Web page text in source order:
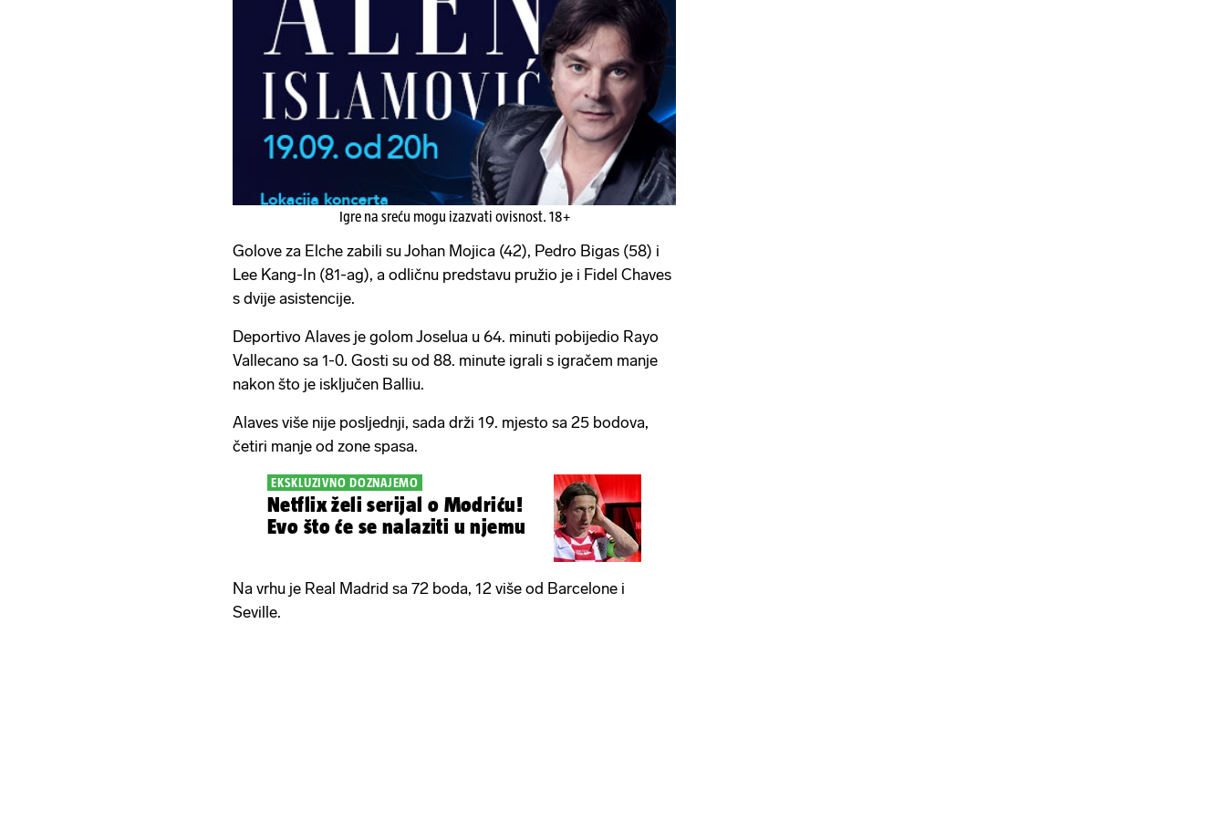
Igre na sreću mogu izazvati ovisnost. 18+
Golove za Elche zabili su Johan Mojica (42), Pedro Bigas (58) i
Lee Kang-In (81-ag), a odličnu predstavu pružio je i Fidel Chaves
s dvije asistencije.
Deportivo Alaves je golom Joselua u 64. minuti pobijedio Rayo
Vallecano sa 1-0. Gosti su od 88. minute igrali s igračem manje
nakon što je isključen Balliu.
Alaves više nije posljednji, sada drži 19. mjesto sa 25 bodova,
četiri manje od zone spasa.
EKSKLUZIVNO DOZNAJEMO
Netflix želi serijal o Modriću!
Evo što će se nalaziti u njemu
Na vrhu je Real Madrid sa 72 boda, 12 više od Barcelone i
Seville.